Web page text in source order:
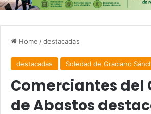
Home /destacadas
destacadas Soledad de Graciano
Comerciantes del
de Abastos